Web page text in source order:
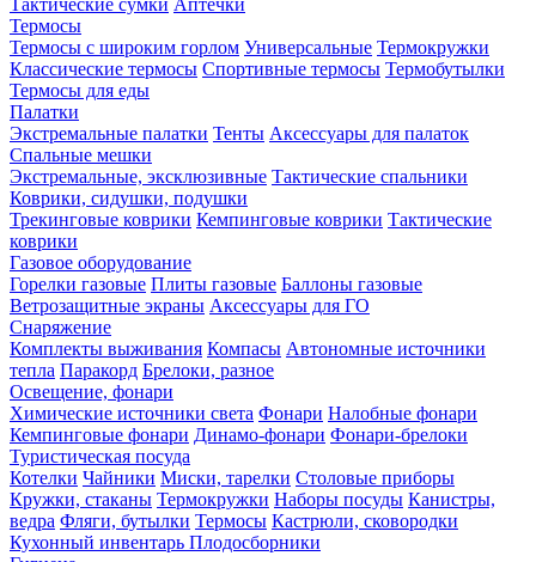
Тактические сумки Аптечки
Термосы
Термосы с широким горлом Универсальные Термокружки
Классические термосы Спортивные термосы Термобутылки
Термосы для еды
Палатки
Экстремальные палатки Тенты Аксессуары для палаток
Спальные мешки
Экстремальные, эксклюзивные Тактические спальники
Коврики, сидушки, подушки
Трекинговые коврики Кемпинговые коврики Тактические
коврики
Газовое оборудование
Горелки газовые Плиты газовые Баллоны газовые
Ветрозащитные экраны Аксессуары для ГО
Снаряжение
Комплекты выживания Компасы Автономные источники
тепла Паракорд Брелоки, разное
Освещение, фонари
Химические источники света Фонари Налобные фонари
Кемпинговые фонари Динамо-фонари Фонари-брелоки
Туристическая посуда
Котелки Чайники Миски, тарелки Столовые приборы
Кружки, стаканы Термокружки Наборы посуды Канистры,
ведра Фляги, бутылки Термосы Кастрюли, сковородки
Кухонный инвентарь Плодосборники